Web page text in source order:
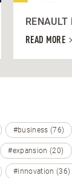
READ MORE
#business (76)
#expansion (20)
#innovation (36)